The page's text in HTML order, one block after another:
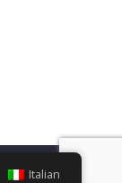
Privacy Policy
Italian